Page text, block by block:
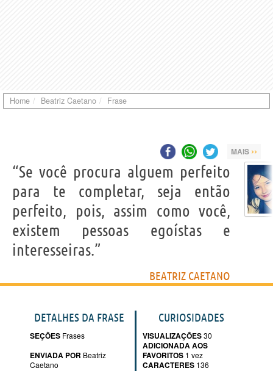
Home Beatriz Caetano Frase
MAIS ››
“Se você procura alguem perfeito
para te completar, seja então
perfeito, pois, assim como você,
existem pessoas egoístas e
interesseiras.”
BEATRIZ CAETANO
DETALHES DA FRASE
SEÇÕES Frases
ENVIADA POR Beatriz
Caetano
CURIOSIDADES
VISUALIZAÇÕES30
ADICIONADA AOS
FAVORITOS 1 vez
CARACTERES 136